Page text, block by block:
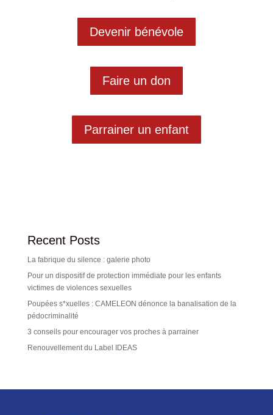
Devenir bénévole
Faire un don
Parrainer un enfant
Recent Posts
La fabrique du silence : galerie photo
Pour un dispositif de protection immédiate pour les enfants
victimes de violences sexuelles
Poupées s*xuelles : CAMELEON dénonce la banalisation de la
pédocriminalité
3 conseils pour encourager vos proches à parrainer
Renouvellement du Label IDEAS